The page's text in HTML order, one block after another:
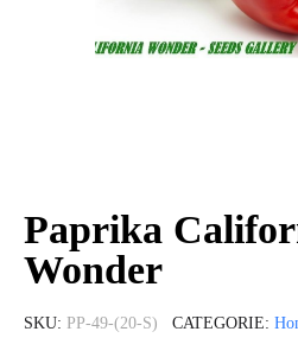
Paprika
Wonder
SKU PP-49-(20-S) CATEGORIE